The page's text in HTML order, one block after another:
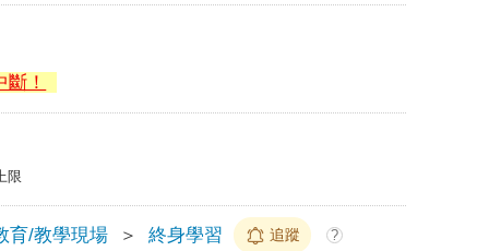
！
限
育/教學現場 ＞ 終身學習 追蹤 ?